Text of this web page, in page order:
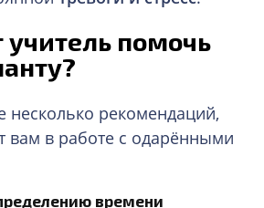
помочь
несколько рекомендаций,
вам в работе с одарёнными
времени